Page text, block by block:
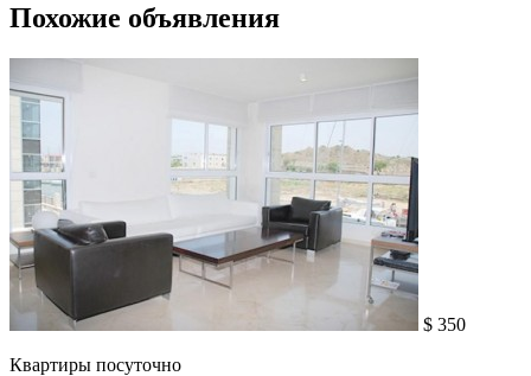
Похожие объявления
$ 350
Квартиры посуточно